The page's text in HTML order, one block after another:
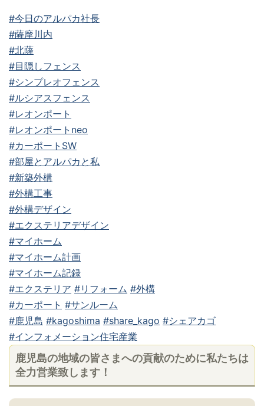
#今日のアルパカ社長
#薩摩川内
#北薩
#目隠しフェンス
#シンプレオフェンス
#ルシアスフェンス
#レオンポート
#レオンポートneo
#カーポートSW
#部屋とアルパカと私
#新築外構
#外構工事
#外構デザイン
#エクステリアデザイン
#マイホーム
#マイホーム計画
#マイホーム記録
#エクステリア #リフォーム #外構
#カーポート #サンルーム
#鹿児島 #kagoshima #share_kago #シェアカゴ
#インフォメーション住宅産業
鹿児島の地域の皆さまへの貢献のために私たちは
全力営業致します！